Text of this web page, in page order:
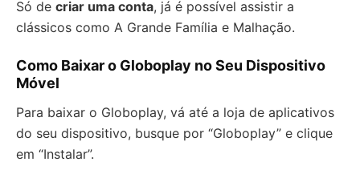
Só de criar uma conta, já é possível assistir a
clássicos como A Grande Família e Malhação.
Como Baixar o Globoplay no Seu Dispositivo
Móvel
Para baixar o Globoplay, vá até a loja de aplicativos
do seu dispositivo, busque por “Globoplay” e clique
em “Instalar”.